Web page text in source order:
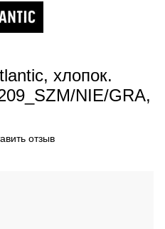
хлопок.
NIE/GRA,
отзыв